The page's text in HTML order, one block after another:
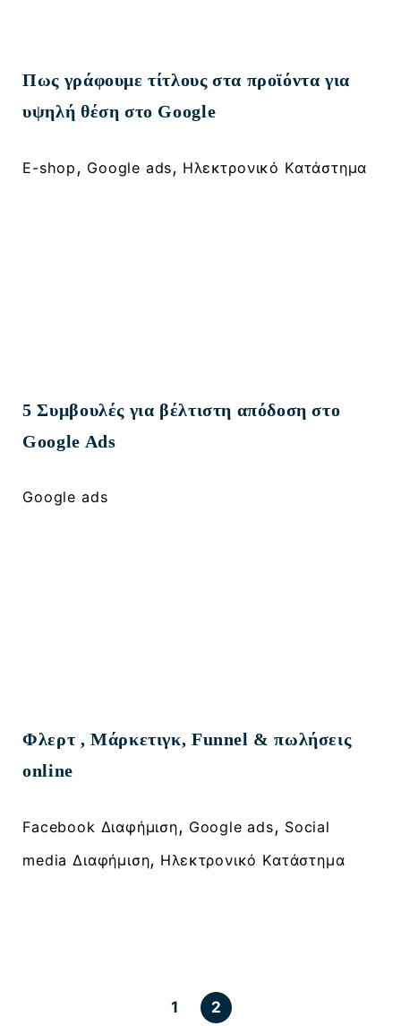
Πως γράφουμε τίτλους στα προϊόντα για
υψηλή θέση στο Google
E-shop , Google ads, Ηλεκτρονικό Κατάστημα
5 Συμβουλές για βέλτιστη απόδοση στο
Google Ads
Google ads
Φλερτ , Μάρκετιγκ, Funnel & πωλήσεις
online
Facebook Διαφήμιση, Google ads, Social
media Διαφήμιση, Ηλεκτρονικό Κατάστημα
1 2